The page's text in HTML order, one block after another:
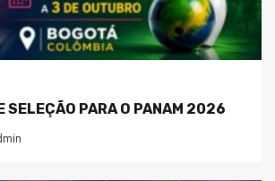
SELEÇÃO PARA O PANAM 2026